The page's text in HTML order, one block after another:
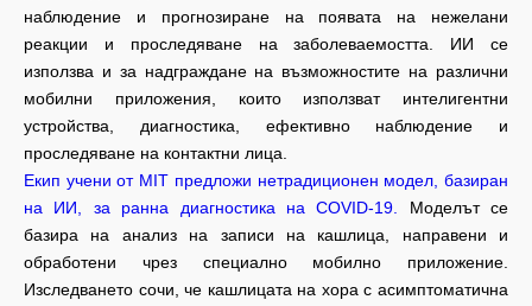
наблюдение и прогнозиране на появата на нежелани
реакции и проследяване на заболеваемостта. ИИ се
използва и за надграждане на възможностите на различни
мобилни приложения, които използват интелигентни
устройства, диагностика, ефективно наблюдение и
проследяване на контактни лица.
Екип учени от MIT предложи нетрадиционен модел, базиран
на ИИ, за ранна диагностика на COVID-19.
Моделът се
базира на анализ на записи на кашлица, направени и
обработени чрез специално мобилно приложение.
Изследването сочи, че кашлицата на хора с асимптоматична